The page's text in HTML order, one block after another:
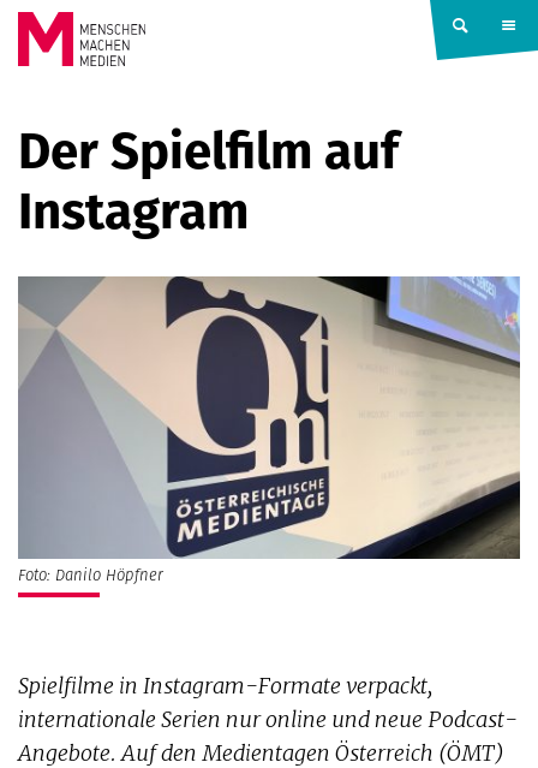
Springe zum Inhalt
MACHEN
MEDIEN
Der Spielfilm auf
Instagram
Foto: Danilo Höpfner
Spielfilme in Instagram-Formate verpackt,
internationale Serien nur online und neue Podcast-
Angebote. Auf den Medientagen Österreich (ÖMT)